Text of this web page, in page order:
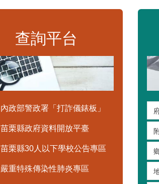
查詢平台
內政部警政署「打詐儀錶板」
苗栗縣政府資料開放平臺
苗栗縣30人以下學校公告專區
嚴重特殊傳染性肺炎專區